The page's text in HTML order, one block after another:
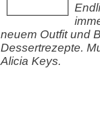
neuem Outfit und
Dessertrezepte.
Alicia Keys.